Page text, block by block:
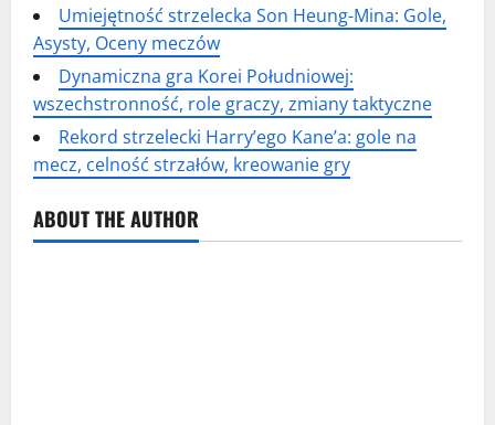
Umiejętność strzelecka Son Heung-Mina: Gole,
Asysty, Oceny meczów
Dynamiczna gra Korei Południowej:
wszechstronność, role graczy, zmiany taktyczne
Rekord strzelecki Harry’ego Kane’a: gole na
mecz, celność strzałów, kreowanie gry
ABOUT THE AUTHOR